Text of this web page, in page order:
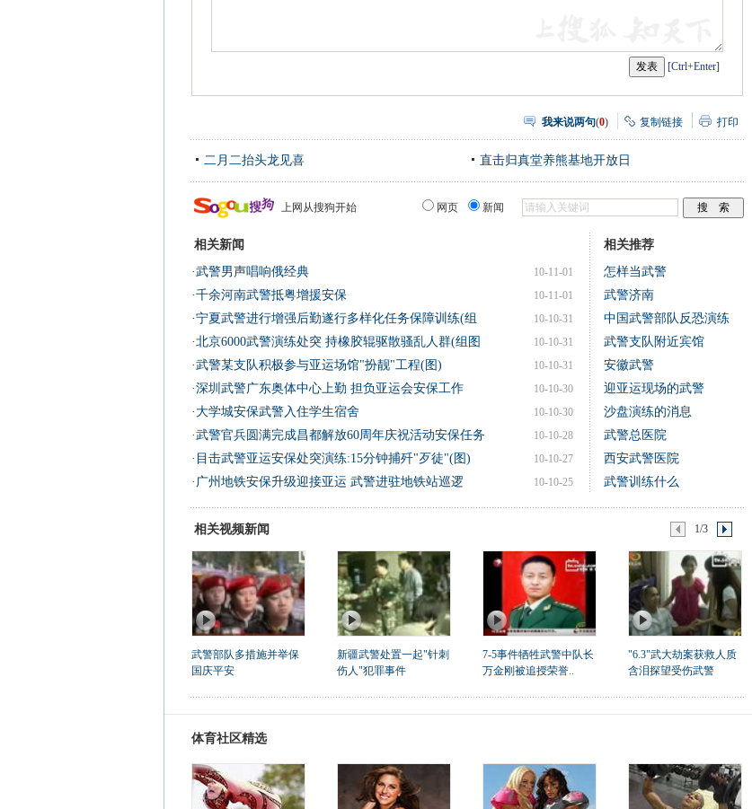
[Ctrl+Enter]
我来说两句(0) 复制链接 打印
二月二抬头龙见喜 直击归真堂养熊基地开放日
上网从搜狗开始 网页 新闻
相关新闻
10-11-01
·武警男声唱响俄经典
10-11-01
·千余河南武警抵粤增援安保
10-10-31
·宁夏武警进行增强后勤遂行多样化任务保障训练(组
10-10-31
·北京6000武警演练处突 持橡胶辊驱散骚乱人群(组图
10-10-31
·武警某支队积极参与亚运场馆"扮靓"工程(图)
10-10-30
·深圳武警广东奥体中心上勤 担负亚运会安保工作
10-10-30
· 大学城安保武警入住学生宿舍
10-10-28
·武警官兵圆满完成昌都解放60周年庆祝活动安保任务
10-10-27
· 目击武警亚运安保处突演练:15分钟捕歼"歹徒"(图)
10-10-25
· 广州地铁安保升级迎接亚运 武警进驻地铁站巡逻
相关推荐
怎样当武警
武警济南
中国武警部队反恐演练
武警支队附近宾馆
安徽武警
迎亚运现场的武警
沙盘演练的消息
武警总医院
西安武警医院
武警训练什么
相关视频新闻 1/3
武警部队多措施并举保
国庆平安
新疆武警处置一起"针刺
伤人"犯罪事件
7-5事件牺牲武警中队长
万金刚被追授荣誉..
"6.3"武大劫案获救人质
含泪探望受伤武警
体育社区精选